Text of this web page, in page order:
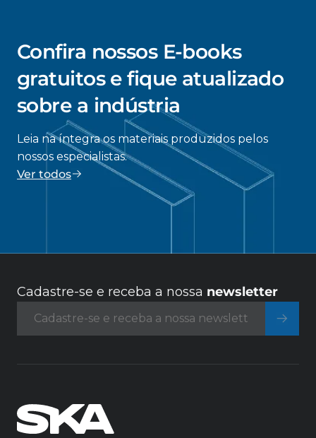
Confira nossos E-books
gratuitos e fique atualizado
sobre a indústria
Leia na íntegra os materiais produzidos pelos
nossos especialistas.
Ver todos
Cadastre-se e receba a nossa newsletter